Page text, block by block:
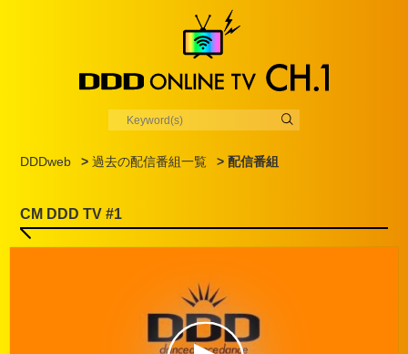
DDDweb >過去の配信番組一覧 > 配信番組
CM DDD TV #1